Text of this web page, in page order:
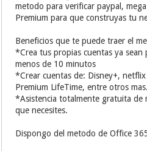
metodo para verificar paypal,
Premium para que construyas tu
Beneficios que te puede traer el
*Crea tus propias cuentas ya sean
menos de 10 minutos
*Crear cuentas de: Disney+,
Premium LifeTime, entre otros mas.
*Asistencia totalmente gratuita de
que necesites.
Dispongo del metodo de Office